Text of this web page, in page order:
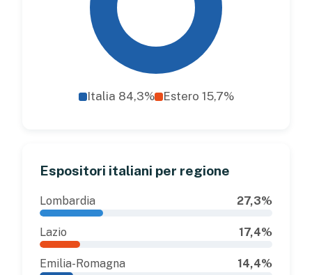
Italia 84,3% Estero 15,7%
Espositori italiani per regione
Lombardia 27,3%
Lazio 17,4%
Emilia-Romagna 14,4%